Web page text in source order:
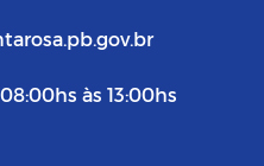
às 13:00hs